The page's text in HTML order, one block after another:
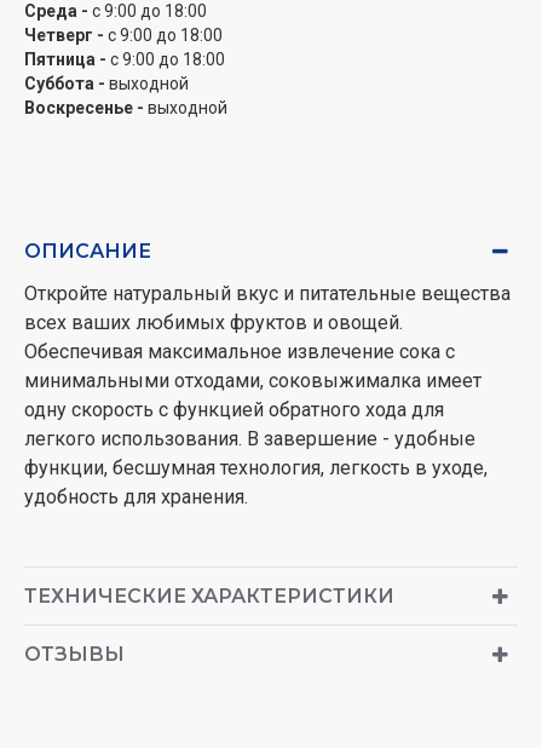
Среда - с 9:00 до 18:00
Четверг - с 9:00 до 18:00
Пятница - с 9:00 до 18:00
Суббота - выходной
Воскресенье - выходной
ОПИСАНИЕ
Откройте натуральный вкус и питательные вещества
всех ваших любимых фруктов и овощей.
Обеспечивая максимальное извлечение сока с
минимальными отходами, соковыжималка имеет
одну скорость с функцией обратного хода для
легкого использования. В завершение - удобные
функции, бесшумная технология, легкость в уходе,
удобность для хранения.
ТЕХНИЧЕСКИЕ ХАРАКТЕРИСТИКИ
ОТЗЫВЫ